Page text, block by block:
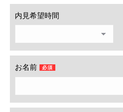
内見希望時間
お名前 必須